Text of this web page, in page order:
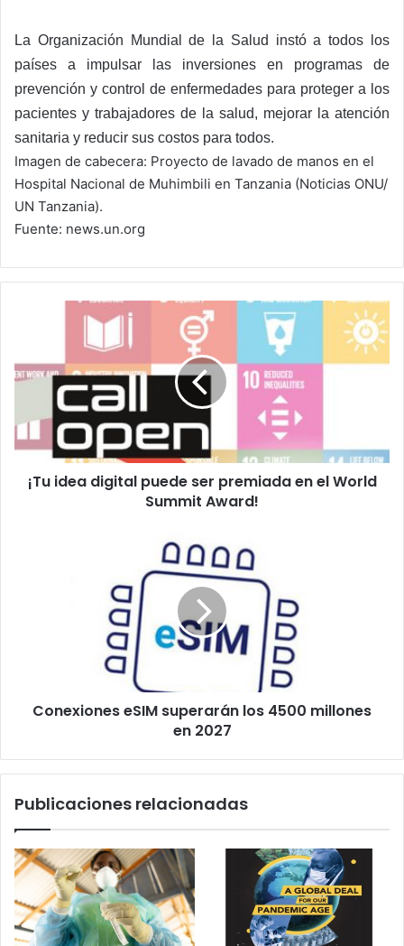
La Organización Mundial de la Salud instó a todos los
países a impulsar las inversiones en programas de
prevención y control de enfermedades para proteger a los
pacientes y trabajadores de la salud, mejorar la atención
sanitaria y reducir sus costos para todos.
Imagen de cabecera: Proyecto de lavado de manos en el
Hospital Nacional de Muhimbili en Tanzania (Noticias ONU/
UN Tanzania).
Fuente: news.un.org
puede
ser
premiada
en
el
Summit
¡Tu idea digital puede ser premiada en el World
Summit Award!
Conexiones eSIM superarán los 4500 millones
en 2027
Publicaciones relacionadas